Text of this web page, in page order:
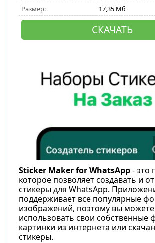
Размер: 17,35 Мб
СКАЧАТЬ
Sticker Maker for WhatsApp- это
которое позволяет создавать и
стикеры для WhatsApp.
поддерживает все популярные
изображений, поэтому вы можете
использовать свои собственные
картинки из интернета или
стикеры.